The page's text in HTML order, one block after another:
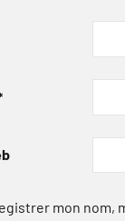
mon nom,